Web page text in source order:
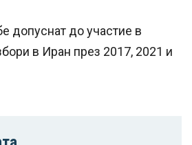
допуснат до участие в
в Иран през 2017, 2021 и